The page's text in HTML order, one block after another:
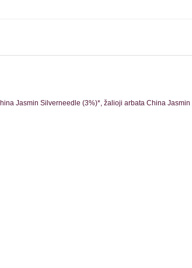
Jasmin Silverneedle (3%)*, žalioji arbata China